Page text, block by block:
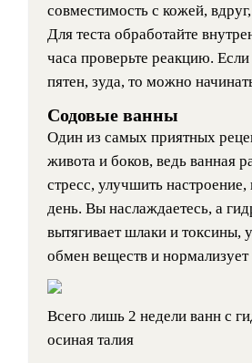
совместимость с кожей,
Для теста обработайте
часа проверьте реакцию.
пятен, зуда, то можно
Содовые ванны
Один из самых приятных
живота и боков, ведь ванная
стресс, улучшить настроение,
день. Вы наслаждаетесь, а
вытягивает шлаки и токсины,
обмен веществ и
Всего лишь 2 недели ванн с
осиная талия